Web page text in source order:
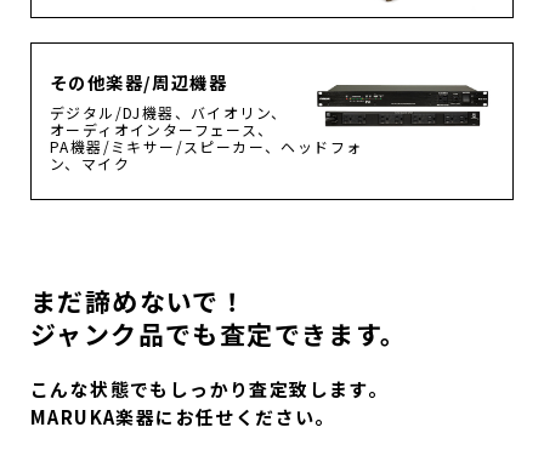
その他楽器/周辺機器
デジタル/DJ機器、バイオリン、
オーディオインターフェース、
PA機器/ミキサー/スピーカー、ヘッドフォ
ン、マイク
まだ諦めないで！
ジャンク品でも査定できます。
こんな状態でもしっかり査定致します。
MARUKA楽器にお任せください。